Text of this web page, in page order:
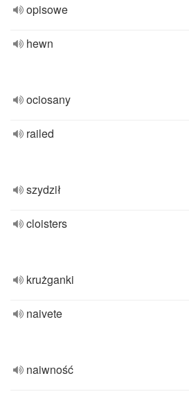
opisowe
hewn
ociosany
railed
szydził
cloisters
krużganki
naivete
naiwność